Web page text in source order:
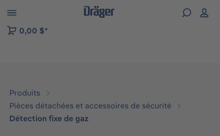
to B2B platform navigation
0,00 $*
Produits
Pièces détachées et accessoires de sécurité
Détection fixe de gaz